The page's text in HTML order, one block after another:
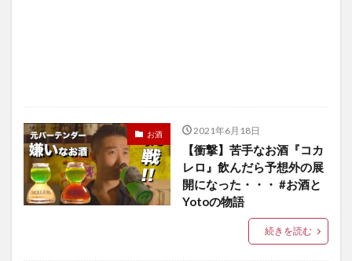
お酒 2021年6月18日
【衝撃】苦手なお酒『コカ
レロ』飲んだら予想外の展
開になった・・・ #お酒と
Yotoの物語
続きを読む